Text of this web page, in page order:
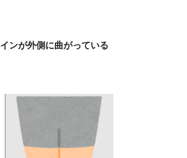
ンが外側に曲がっている